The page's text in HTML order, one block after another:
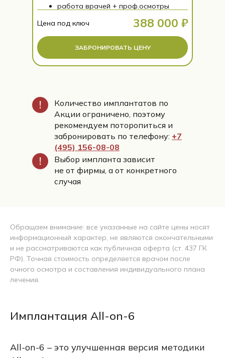
ЗАБРОНИРОВАТЬ ЦЕНУ
388 000 ₽
Цена под ключ
работа врачей + проф.осмотры
Количество имплантатов по
Акции ограничено, поэтому
рекомендуем поторопиться и
забронировать по телефону: +7
(495) 156-08-08
Выбор импланта зависит
не от фирмы, а от конкретного
случая
Обращаем внимание: все указанные на сайте цены носят
информационный характер, не являются окончательными
и не рассматриваются как публичная оферта (ст. 437 ГК
РФ). Точная стоимость определяется врачом после
очного осмотра и составления индивидуального плана
лечения.
Имплантация All-on-6
All-on-6 – это улучшенная версия методики